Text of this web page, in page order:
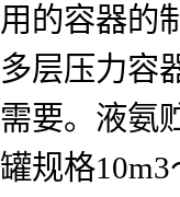
用的容器的
多层压力容
需要。液氨
罐规格